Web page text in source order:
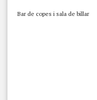
Bar de copes i sala de billar